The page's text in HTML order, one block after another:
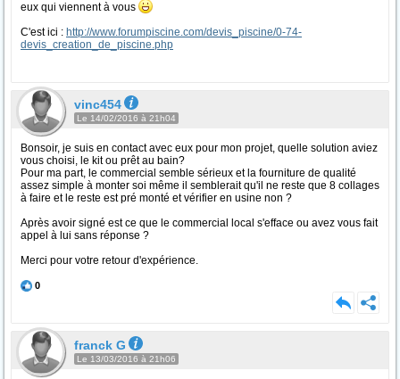
eux qui viennent à vous
C'est ici : http://www.forumpiscine.com/devis_piscine/0-74-
devis_creation_de_piscine.php
vinc454
Le 14/02/2016 à 21h04
Bonsoir, je suis en contact avec eux pour mon projet, quelle solution aviez
vous choisi, le kit ou prêt au bain?
Pour ma part, le commercial semble sérieux et la fourniture de qualité
assez simple à monter soi même il semblerait qu'il ne reste que 8 collages
à faire et le reste est pré monté et vérifier en usine non ?
Après avoir signé est ce que le commercial local s'efface ou avez vous fait
appel à lui sans réponse ?
Merci pour votre retour d'expérience.
0
franck G
Le 13/03/2016 à 21h06